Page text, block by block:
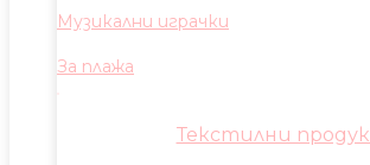
Музикални играчки
За плажа
Текстилни